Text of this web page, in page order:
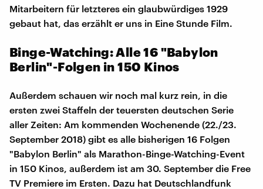
Mitarbeitern für letzteres ein glaubwürdiges 1929
gebaut hat, das erzählt er uns in Eine Stunde Film.
Binge-Watching: Alle 16 "Babylon
Berlin"-Folgen in 150 Kinos
Außerdem schauen wir noch mal kurz rein, in die
ersten zwei Staffeln der teuersten deutschen Serie
aller Zeiten: Am kommenden Wochenende (22./23.
September 2018) gibt es alle bisherigen 16 Folgen
"Babylon Berlin" als Marathon-Binge-Watching-Event
in 150 Kinos, außerdem ist am 30. September die Free
TV Premiere im Ersten. Dazu hat Deutschlandfunk